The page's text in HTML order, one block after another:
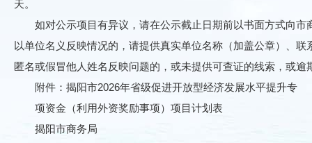
天。
如对公示项目有异议，请在公示截止日期前以书面方式向市
以单位名义反映情况的，请提供真实单位名称（加盖公章）、
匿名或假冒他人姓名反映问题的，或未提供可查证的线索，或
附件：揭阳市2026年省级促进开放型经济发展水平提升专
项资金（利用外资奖励事项）项目计划表
揭阳市商务局